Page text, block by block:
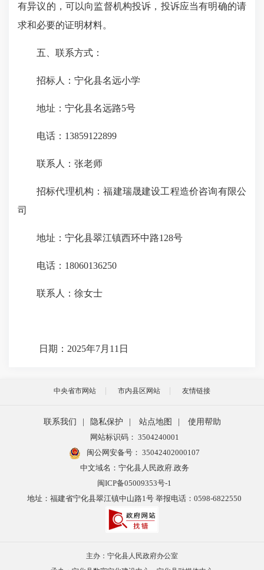
有异议的，可以向监督机构投诉，投诉应当有明确的请
求和必要的证明材料。
五、联系方式：
招标人：宁化县名远小学
地址：宁化县名远路5号
电话：13859122899
联系人：张老师
招标代理机构：福建瑞晟建设工程造价咨询有限公
司
地址：宁化县翠江镇西环中路128号
电话：18060136250
联系人：徐女士
日期：2025年7月11日
中央省市网站 市内县区网站 友情链接
联系我们 隐私保护 站点地图
使用帮助
网站标识码： 3504240001
闽公网安备号： 35042402000107
中文域名：宁化县人民政府.政务
闽ICP备05009353号-1
地址：福建省宁化县翠江镇中山路1号 举报电话：0598-6822550
主办：宁化县人民政府办公室